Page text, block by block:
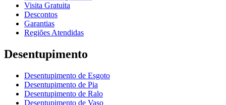
Visita Gratuita
Descontos
Garantias
Regiões Atendidas
Desentupimento
Desentupimento de Esgoto
Desentupimento de Pia
Desentupimento de Ralo
Desentupimento de Vaso